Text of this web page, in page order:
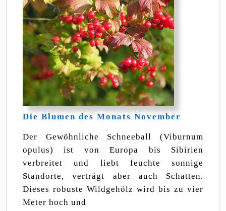
Die Blumen des Monats November
Monats
Der Gewöhnliche Schneeball (Viburnum
opulus) ist von Europa bis Sibirien
verbreitet und liebt feuchte sonnige
Standorte, verträgt aber auch Schatten.
Dieses robuste Wildgehölz wird bis zu vier
Meter hoch und